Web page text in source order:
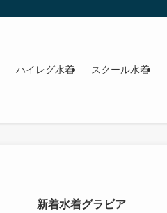
ハイレグ水着 スクール水着
新着水着グラビア